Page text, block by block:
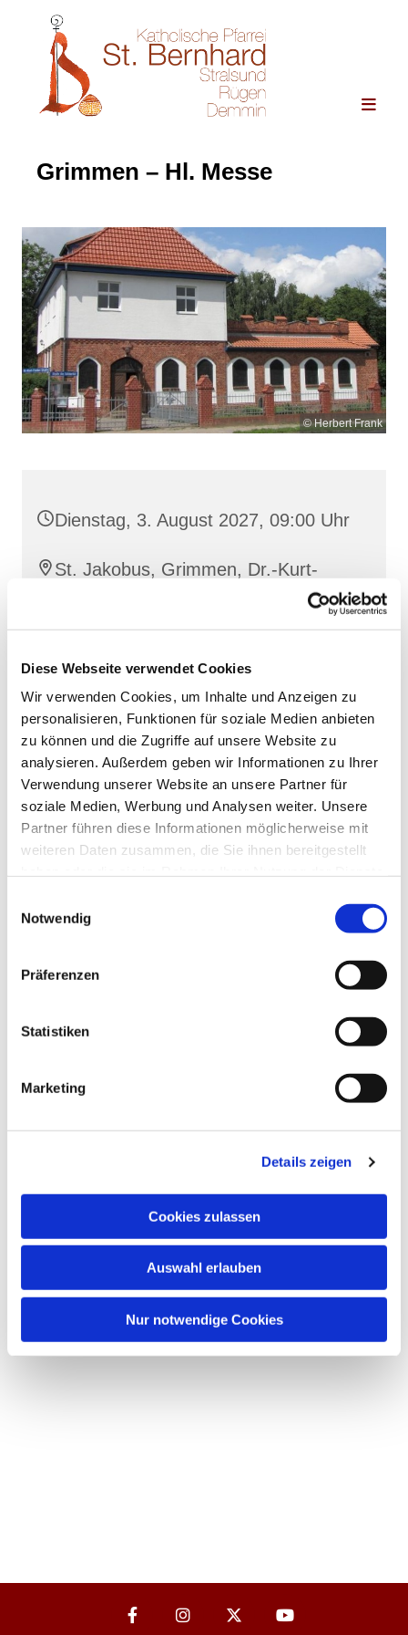
Diese Webseite verwendet Cookies
Wir verwenden Cookies, um Inhalte und Anzeigen zu
personalisieren, Funktionen für soziale Medien anbieten
zu können und die Zugriffe auf unsere Website zu
analysieren. Außerdem geben wir Informationen zu Ihrer
Verwendung unserer Website an unsere Partner für
soziale Medien, Werbung und Analysen weiter. Unsere
Partner führen diese Informationen möglicherweise mit
weiteren Daten zusammen, die Sie ihnen bereitgestellt
Notwendig
Präferenzen
Statistiken
Marketing
Details zeigen
Cookies zulassen
Auswahl erlauben
Nur notwendige Cookies
Grimmen – Hl. Messe
© Herbert Frank
Dienstag, 3. August 2027, 09:00 Uhr
St. Jakobus, Grimmen, Dr.-Kurt-
Fischer-Straße 1, 18507 Grimmen